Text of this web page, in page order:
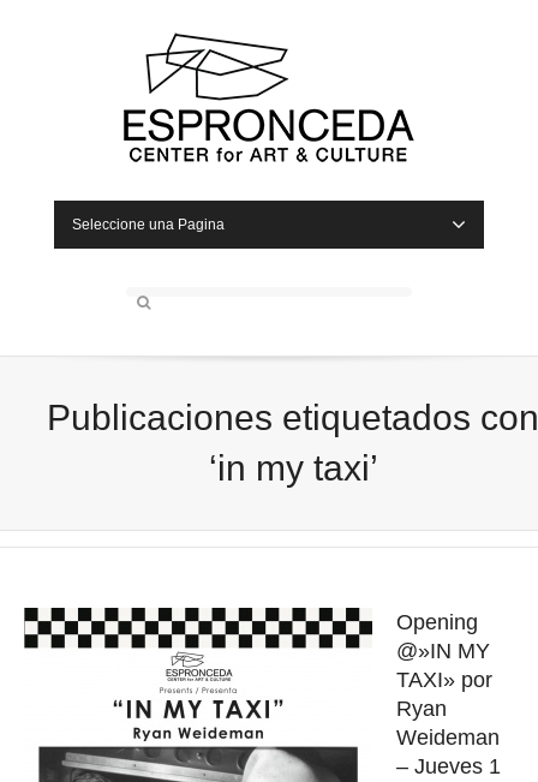
Seleccione una Pagina
Publicaciones etiquetados con
‘in my taxi’
Opening
@»IN MY
TAXI» por
Ryan
Weideman
– Jueves 1